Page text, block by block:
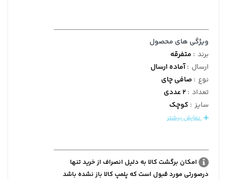
ویژگی های محصول
برند : متفرقه
ارسال :آماده ارسال
نوع : صافی چای
تعداد :2 عددی
سایز : کوچک
نمایش بیشتر
امکان برگشت کالا به دلیل انصراف از خرید تنها
درصورتی مورد قبول است که پلمپ کالا باز نشده باشد